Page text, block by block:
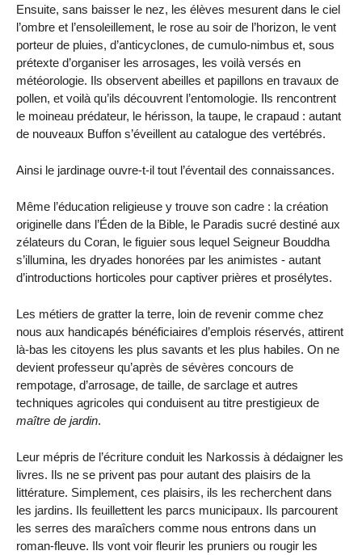
Ensuite, sans baisser le nez, les élèves mesurent dans le ciel
l’ombre et l’ensoleillement, le rose au soir de l’horizon, le vent
porteur de pluies, d’anticyclones, de cumulo-nimbus et, sous
prétexte d’organiser les arrosages, les voilà versés en
météorologie. Ils observent abeilles et papillons en travaux de
pollen, et voilà qu’ils découvrent l’entomologie. Ils rencontrent
le moineau prédateur, le hérisson, la taupe, le crapaud : autant
de nouveaux Buffon s’éveillent au catalogue des vertébrés.
Ainsi le jardinage ouvre-t-il tout l’éventail des connaissances.
Même l’éducation religieuse y trouve son cadre : la création
originelle dans l’Éden de la Bible, le Paradis sucré destiné aux
zélateurs du Coran, le figuier sous lequel Seigneur Bouddha
s’illumina, les dryades honorées par les animistes - autant
d’introductions horticoles pour captiver prières et prosélytes.
Les métiers de gratter la terre, loin de revenir comme chez
nous aux handicapés bénéficiaires d’emplois réservés, attirent
là-bas les citoyens les plus savants et les plus habiles. On ne
devient professeur qu’après de sévères concours de
rempotage, d’arrosage, de taille, de sarclage et autres
techniques agricoles qui conduisent au titre prestigieux de
maître de jardin.
Leur mépris de l’écriture conduit les Narkossis à dédaigner les
livres. Ils ne se privent pas pour autant des plaisirs de la
littérature. Simplement, ces plaisirs, ils les recherchent dans
les jardins. Ils feuillettent les parcs municipaux. Ils parcourent
les serres des maraîchers comme nous entrons dans un
roman-fleuve. Ils vont voir fleurir les pruniers ou rougir les